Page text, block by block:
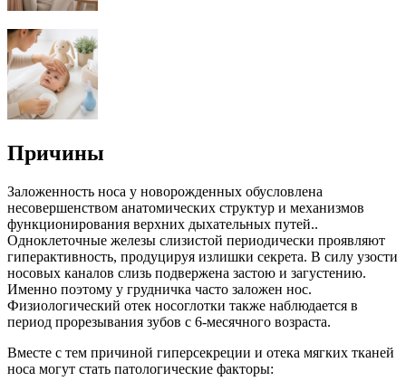
Причины
Заложенность носа у новорожденных обусловлена
несовершенством анатомических структур и механизмов
функционирования верхних дыхательных путей..
Одноклеточные железы слизистой периодически проявляют
гиперактивность, продуцируя излишки секрета. В силу узости
носовых каналов слизь подвержена застою и загустению.
Именно поэтому у грудничка часто заложен нос.
Физиологический отек носоглотки также наблюдается в
период прорезывания зубов с 6-месячного возраста.
Вместе с тем причиной гиперсекреции и отека мягких тканей
носа могут стать патологические факторы: